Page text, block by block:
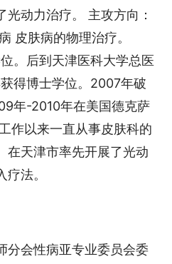
动力治疗。 主攻方向：
皮肤病的物理治疗。
。后到天津医科大学总医
得博士学位。2007年破
年-2010年在美国德克萨
作以来一直从事皮肤科的
在天津市率先开展了光动
法。
分会性病亚专业委员会委